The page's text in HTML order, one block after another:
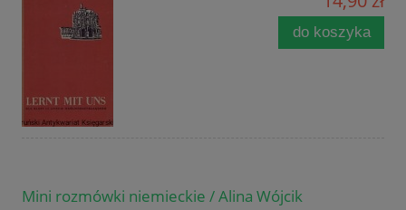
do koszyka
Mini rozmówki niemieckie / Alina Wójcik